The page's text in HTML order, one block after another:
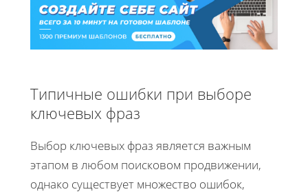
Типичные ошибки при выборе
ключевых фраз
Выбор ключевых фраз является важным
этапом в любом поисковом продвижении,
однако существует множество ошибок,